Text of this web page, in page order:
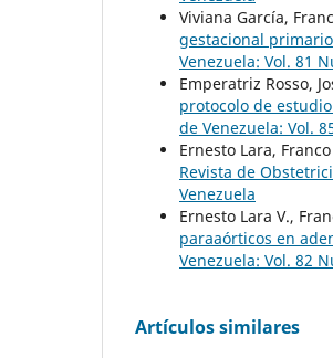
Viviana García,
gestacional
Venezuela: Vol. 81
Emperatriz Rosso,
protocolo de
de Venezuela: Vol.
Ernesto Lara,
Revista de
Venezuela
Ernesto Lara V.,
paraaórticos en
Venezuela: Vol. 82
Artículos similares